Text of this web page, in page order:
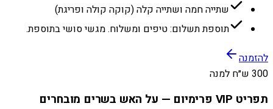
שתייה חמה ושתייה קלה (קוקה קולה ופריגת)
תוספת תשלום: טיפים ומשלוח. מגשי סושי בתוספת.
להזמנה
300 ש״ח למנה
תפריט VIP פרימיום — על האש בשרים מובחרים